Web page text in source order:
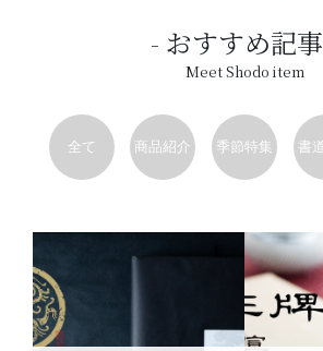
おすすめ記事
Meet Shodo item
全て 商品紹介 季節特集 書